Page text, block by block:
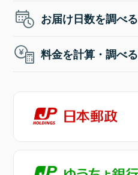
お届け日数を調べる
料金を計算・調べる